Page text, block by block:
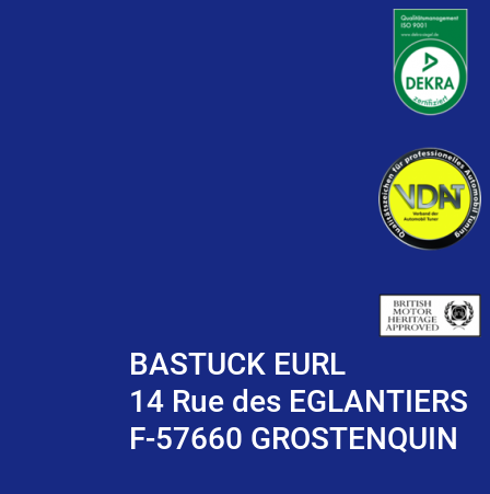
BASTUCK EURL
14 Rue des EGLANTIERS
F-57660 GROSTENQUIN